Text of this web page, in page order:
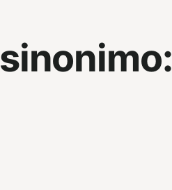
sinonimo: